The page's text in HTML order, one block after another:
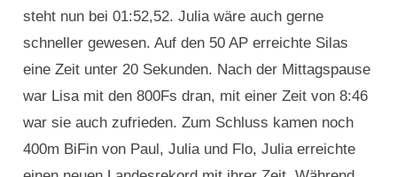
steht nun bei 01:52,52. Julia wäre auch gerne
schneller gewesen. Auf den 50 AP erreichte Silas
eine Zeit unter 20 Sekunden. Nach der Mittagspause
war Lisa mit den 800Fs dran, mit einer Zeit von 8:46
war sie auch zufrieden. Zum Schluss kamen noch
400m BiFin von Paul, Julia und Flo, Julia erreichte